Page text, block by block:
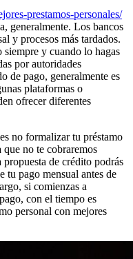
prestamos-personales/
generalmente. Los bancos
y procesos más tardados.
siempre y cuando lo hagas
por autoridades
de pago, generalmente es
plataformas o
ofrecer diferentes
no formalizar tu préstamo
no te cobraremos
de crédito podrás
tu pago mensual antes de
si comienzas a
con el tiempo es
personal con mejores